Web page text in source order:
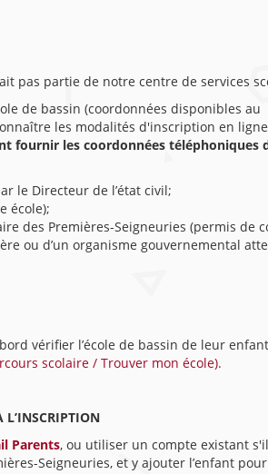
pas partie de notre centre de services
de bassin (coordonnées disponibles au
les modalités d'inscription en
fournir les coordonnées téléphoniques
le Directeur de l’état civil;
école);
des Premières-Seigneuries (permis de
ou d’un organisme gouvernemental
vérifier l’école de bassin de leur
scolaire / Trouver mon école).
L’INSCRIPTION
Parents, ou utiliser un compte existant
Seigneuries, et y ajouter l’enfant